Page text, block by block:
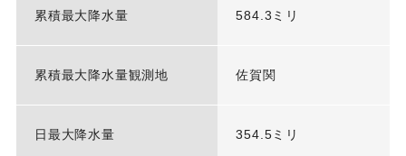
累積最大降水量 584.3ミリ
累積最大降水量観測地 佐賀関
日最大降水量 354.5ミリ